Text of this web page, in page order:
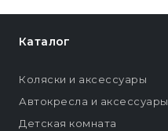
Каталог
Коляски и аксессуары
Автокресла и аксессуары
Детская комната